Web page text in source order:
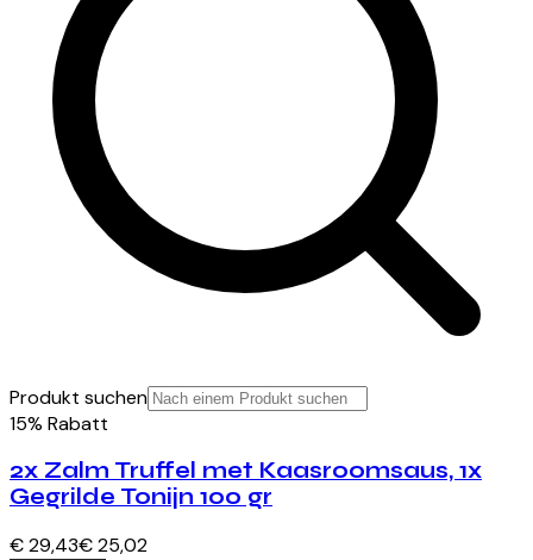
Produkt suchen
15% Rabatt
2x Zalm Truffel met Kaasroomsaus, 1x
Gegrilde Tonijn 100 gr
€ 29,43€ 25,02